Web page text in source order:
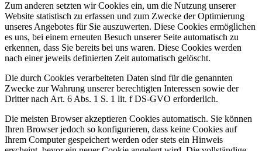
Zum anderen setzten wir Cookies ein, um die Nutzung unserer
Website statistisch zu erfassen und zum Zwecke der Optimierung
unseres Angebotes für Sie auszuwerten. Diese Cookies ermöglichen
es uns, bei einem erneuten Besuch unserer Seite automatisch zu
erkennen, dass Sie bereits bei uns waren. Diese Cookies werden
nach einer jeweils definierten Zeit automatisch gelöscht.
Die durch Cookies verarbeiteten Daten sind für die genannten
Zwecke zur Wahrung unserer berechtigten Interessen sowie der
Dritter nach Art. 6 Abs. 1 S. 1 lit. f DS-GVO erforderlich.
Die meisten Browser akzeptieren Cookies automatisch. Sie können
Ihren Browser jedoch so konfigurieren, dass keine Cookies auf
Ihrem Computer gespeichert werden oder stets ein Hinweis